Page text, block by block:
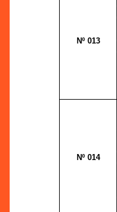
Nº 013
Nº 014